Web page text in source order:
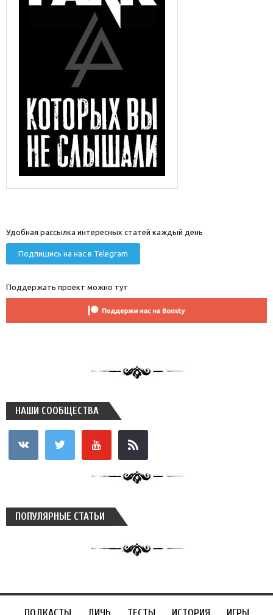
Удобная рассылка интересных статей каждый день
Подпишись на нас в Telegram
Поддержать проект можно тут
НАШИ СООБЩЕСТВА
ПОПУЛЯРНЫЕ СТАТЬИ